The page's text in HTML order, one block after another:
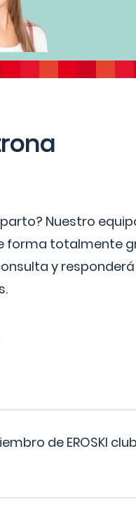
Nuestro
forma totalmente
y responderá
de EROSKI